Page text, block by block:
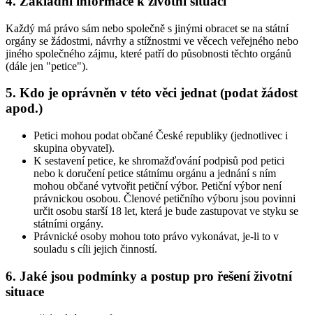
Každý má právo sám nebo společně s jinými obracet se na státní
orgány se žádostmi, návrhy a stížnostmi ve věcech veřejného nebo
jiného společného zájmu, které patří do působnosti těchto orgánů
(dále jen "petice").
5. Kdo je oprávněn v této věci jednat (podat žádost
apod.)
Petici mohou podat občané České republiky (jednotlivec i
skupina obyvatel).
K sestavení petice, ke shromažďování podpisů pod petici
nebo k doručení petice státnímu orgánu a jednání s ním
mohou občané vytvořit petiční výbor. Petiční výbor není
právnickou osobou. Členové petičního výboru jsou povinni
určit osobu starší 18 let, která je bude zastupovat ve styku se
státními orgány.
Právnické osoby mohou toto právo vykonávat, je-li to v
souladu s cíli jejich činností.
6. Jaké jsou podmínky a postup pro řešení životní
situace